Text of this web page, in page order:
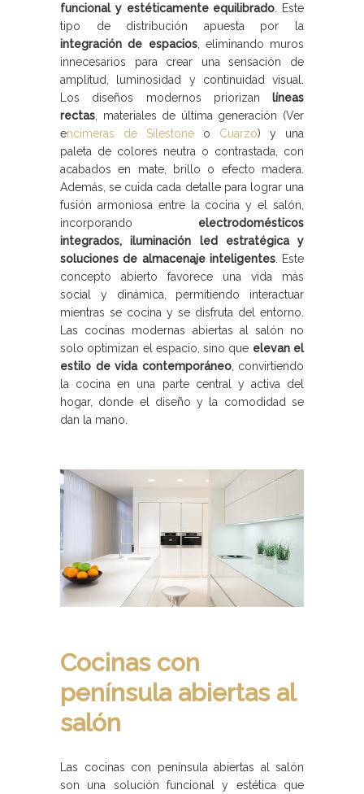
funcional y estéticamente equilibrado . Este
tipo de distribución apuesta por la
integración de espacios, eliminando muros
innecesarios para crear una sensación de
amplitud, luminosidad y continuidad visual.
Los diseños modernos priorizan
líneas
rectas , materiales de última generación (Ver
encimeras de Silestone o Cuarzo) y una
paleta de colores neutra o contrastada, con
acabados en mate, brillo o efecto madera.
Además, se cuida cada detalle para lograr una
fusión armoniosa entre la cocina y el salón,
incorporando electrodomésticos
integrados, iluminación led estratégica y
soluciones de almacenaje inteligentes. Este
concepto abierto favorece una vida más
social y dinámica, permitiendo interactuar
mientras se cocina y se disfruta del entorno.
Las cocinas modernas abiertas al salón no
solo optimizan el espacio, sino que elevan el
estilo de vida contemporáneo, convirtiendo
la cocina en una parte central y activa del
hogar, donde el diseño y la comodidad se
dan la mano.
Cocinas con
península abiertas al
salón
Las cocinas con península abiertas al salón
son una solución funcional y estética que